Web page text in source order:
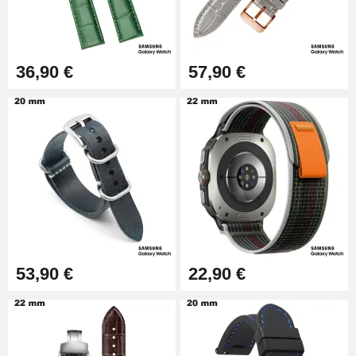
Extracteur de Bracelet de
Montre Facile
36,90 € 57,90 €
53,90 € 22,90 €